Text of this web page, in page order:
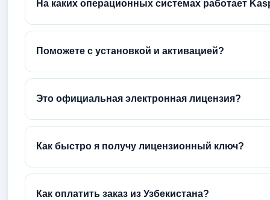
На каких операционных системах работает
Поможете с установкой и активацией?
Это официальная электронная лицензия?
Как быстро я получу лицензионный ключ?
Как оплатить заказ из Узбекистана?